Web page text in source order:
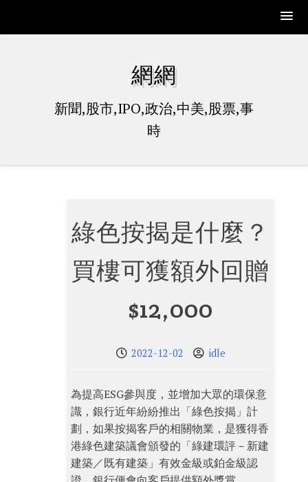
網網
新聞,股市,IPO,政治,中美,股票,事
時
綠色按揭是什麼？
買樓可獲額外回贈
$12,000
2022-12-02 idle
為提高ESG參與度，並增加大眾的環保意
識，銀行近年紛紛推出「綠色按揭」計
劃，如果按揭客戶的相關物業，是獲得香
港綠色建築議會頒發的「綠建環評－新建
建築／既有建築」有效金級或鉑金級認